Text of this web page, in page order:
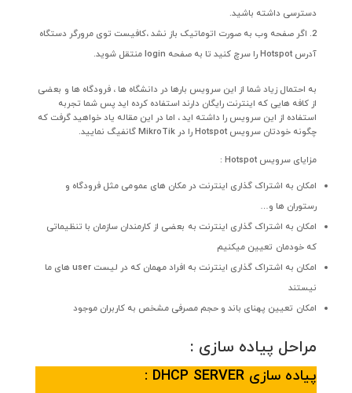
دسترسی داشته باشید.
اگر صفحه وب به صورت اتوماتیک باز نشد ،کافیست توی مرورگر دستگاه
آدرس Hotspot را سرچ کنید تا به صفحه login منتقل شوید.
به احتمال زیاد شما از این سرویس بارها در دانشگاه ها ، فرودگاه ها و بعضی
از کافه هایی که اینترنت رایگان دارند استفاده کرده اید پس شما تجربه
استفاده از این سرویس را داشته اید ، اما در این مقاله یاد خواهید گرفت که
چگونه خودتان سرویس Hotspot را در MikroTik گانفیگ نمایید.
مزایای سرویس Hotspot :
امکان به اشتراک گذاری اینترنت در مکان های عمومی مثل فرودگاه و
رستوران ها و…
امکان به اشتراک گذاری اینترنت به بعضی از کارمندان سازمان با تنظیماتی
که خودمان تعیین میکنیم
امکان به اشتراک گذاری اینترنت به افراد مهمان که در لیست user های ما
نیستند
امکان تعیین پهنای باند و حجم مصرفی مشخص به کاربران موجود
مراحل پیاده سازی :
پیاده سازی DHCP SERVER :